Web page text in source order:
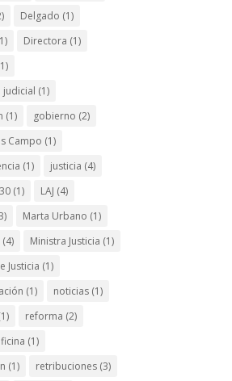
Delgado (1)
Directora (1)
judicial (1)
(1) gobierno (2)
Campo (1)
(1) justicia (4)
(1) LAJ (4)
Marta Urbano (1)
(4) Ministra Justicia (1)
Justicia (1)
(1) noticias (1)
reforma (2)
(1)
(1) retribuciones (3)